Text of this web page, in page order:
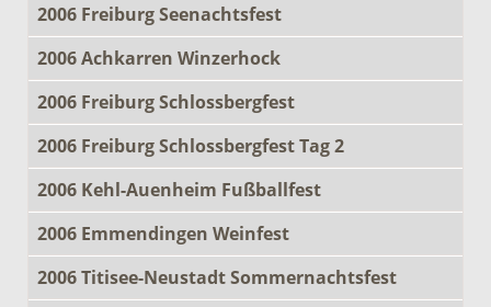
2006 Freiburg Seenachtsfest
2006 Achkarren Winzerhock
2006 Freiburg Schlossbergfest
2006 Freiburg Schlossbergfest Tag 2
2006 Kehl-Auenheim Fußballfest
2006 Emmendingen Weinfest
2006 Titisee-Neustadt Sommernachtsfest